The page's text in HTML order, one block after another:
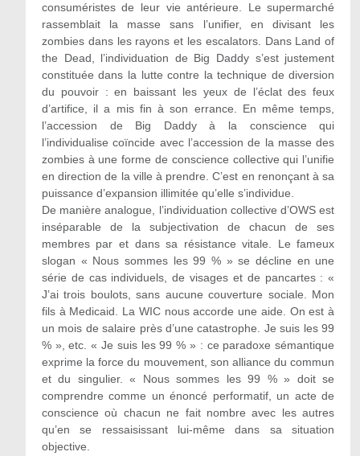
consuméristes de leur vie antérieure. Le supermarché
rassemblait la masse sans l’unifier, en divisant les
zombies dans les rayons et les escalators. Dans Land of
the Dead, l’individuation de Big Daddy s’est justement
constituée dans la lutte contre la technique de diversion
du pouvoir : en baissant les yeux de l’éclat des feux
d’artifice, il a mis fin à son errance. En même temps,
l’accession de Big Daddy à la conscience qui
l’individualise coïncide avec l’accession de la masse des
zombies à une forme de conscience collective qui l’unifie
en direction de la ville à prendre. C’est en renonçant à sa
puissance d’expansion illimitée qu’elle s’individue.
De manière analogue, l’individuation collective d’OWS est
inséparable de la subjectivation de chacun de ses
membres par et dans sa résistance vitale. Le fameux
slogan « Nous sommes les 99 % » se décline en une
série de cas individuels, de visages et de pancartes : «
J’ai trois boulots, sans aucune couverture sociale. Mon
fils à Medicaid. La WIC nous accorde une aide. On est à
un mois de salaire près d’une catastrophe. Je suis les 99
% », etc. « Je suis les 99 % » : ce paradoxe sémantique
exprime la force du mouvement, son alliance du commun
et du singulier. « Nous sommes les 99 % » doit se
comprendre comme un énoncé performatif, un acte de
conscience où chacun ne fait nombre avec les autres
qu’en se ressaisissant lui-même dans sa situation
objective.